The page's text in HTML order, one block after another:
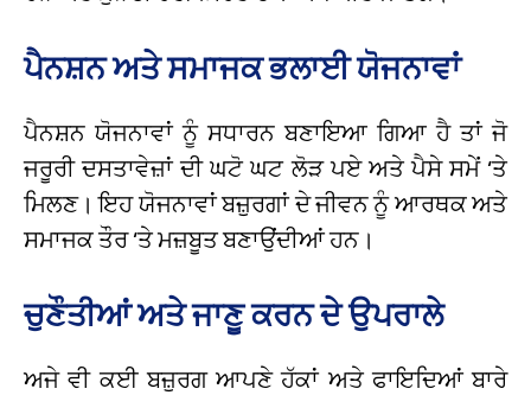
ਪੈਨਸ਼ਨ ਅਤੇ ਸਮਾਜਕ ਭਲਾਈ ਯੋਜਨਾਵਾਂ
ਪੈਨਸ਼ਨ ਯੋਜਨਾਵਾਂ ਨੂੰ ਸਧਾਰਨ ਬਣਾਇਆ ਗਿਆ ਹੈ ਤਾਂ ਜੋ
ਜਰੂਰੀ ਦਸਤਾਵੇਜ਼ਾਂ ਦੀ ਘਟੋ ਘਟ ਲੋੜ ਪਏ ਅਤੇ ਪੈਸੇ ਸਮੇਂ ‘ਤੇ
ਮਿਲਣ। ਇਹ ਯੋਜਨਾਵਾਂ ਬਜ਼ੁਰਗਾਂ ਦੇ ਜੀਵਨ ਨੂੰ ਆਰਥਕ ਅਤੇ
ਸਮਾਜਕ ਤੌਰ ‘ਤੇ ਮਜ਼ਬੂਤ ਬਣਾਉਂਦੀਆਂ ਹਨ।
ਚੁਣੌਤੀਆਂ ਅਤੇ ਜਾਣੂ ਕਰਨ ਦੇ ਉਪਰਾਲੇ
ਅਜੇ ਵੀ ਕਈ ਬਜ਼ੁਰਗ ਆਪਣੇ ਹੱਕਾਂ ਅਤੇ ਫਾਇਦਿਆਂ ਬਾਰੇ